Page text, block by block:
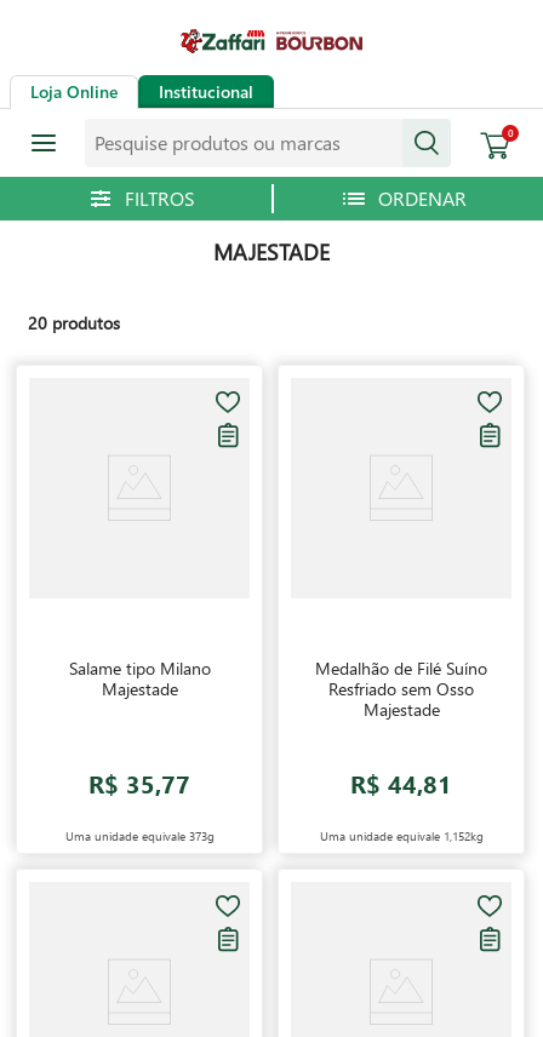
Loja Online Institucional
0
MAJESTADE
20 produtos
Salame tipo Milano
Majestade
R$ 35,77
Uma unidade equivale 373g
Medalhão de Filé Suíno
Resfriado sem Osso
Majestade
R$ 44,81
Uma unidade equivale 1,152kg